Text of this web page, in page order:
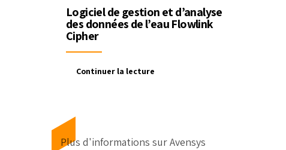
Logiciel de gestion et d’analyse
des données de l’eau Flowlink
Cipher
Continuer la lecture
Plus d'informations sur Avensys